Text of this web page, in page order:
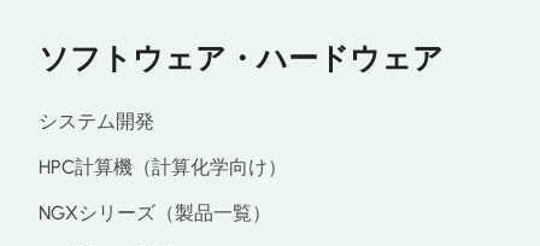
ソフトウェア・ハードウェア
システム開発
HPC計算機（計算化学向け）
NGXシリーズ（製品一覧）